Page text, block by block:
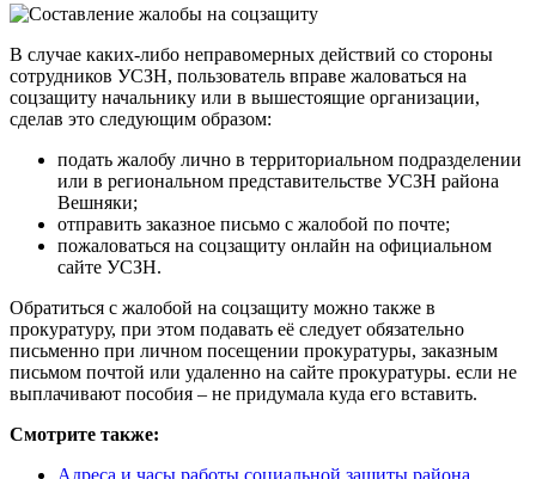
В случае каких-либо неправомерных действий со стороны
сотрудников УСЗН, пользователь вправе жаловаться на
соцзащиту начальнику или в вышестоящие организации,
сделав это следующим образом:
подать жалобу лично в территориальном подразделении
или в региональном представительстве УСЗН района
Вешняки;
отправить заказное письмо с жалобой по почте;
пожаловаться на соцзащиту онлайн на официальном
сайте УСЗН.
Обратиться с жалобой на соцзащиту можно также в
прокуратуру, при этом подавать её следует обязательно
письменно при личном посещении прокуратуры, заказным
письмом почтой или удаленно на сайте прокуратуры. если не
выплачивают пособия – не придумала куда его вставить.
Смотрите также:
Адреса и часы работы социальной защиты района